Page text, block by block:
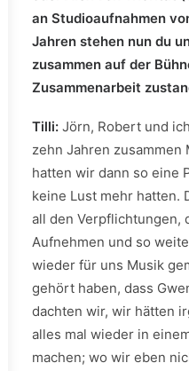
an Studioaufnahmen
Jahren stehen nun du
zusammen auf der
Zusammenarbeit
Tilli: Jörn, Robert und
zehn Jahren zusammen
hatten wir dann so eine
keine Lust mehr hatten.
all den Verpflichtungen,
Aufnehmen und so
wieder für uns Musik
gehört haben, dass
dachten wir, wir hätten
alles mal wieder in
machen; wo wir eben